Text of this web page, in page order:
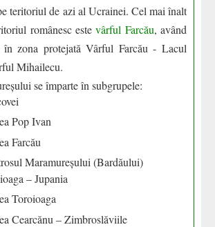
teritoriul de azi al Ucrainei. Cel mai înalt
românesc estevârful Farcău, având
zona protejată Vârful Farcău - Lacul
Mihailecu.
se împarte în subgrupele:
Pop Ivan
Farcău
Maramureșului (Bardăului)
– Jupania
Toroioaga
Cearcănu – Zimbroslăviile